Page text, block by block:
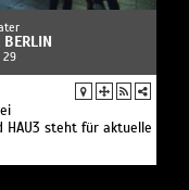
29
HAU3 steht für aktuelle